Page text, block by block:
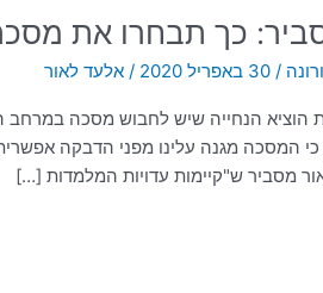
כך תבחרו את
/30 באפריל 2020 /אלעד לאור
המסכה מגנה עלינו מפני הדבקה
מסביר ש"קיימות עדויות המלמדות […]